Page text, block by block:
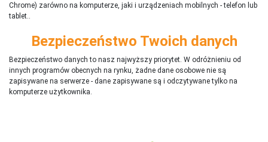
Chrome) zarówno na komputerze, jaki i urządzeniach mobilnych - telefon lub
tablet..
Bezpieczeństwo Twoich danych
Bezpieczeństwo danych to nasz najwyższy priorytet. W odróżnieniu od
innych programów obecnych na rynku, żadne dane osobowe nie są
zapisywane na serwerze - dane zapisywane są i odczytywane tylko na
komputerze użytkownika.